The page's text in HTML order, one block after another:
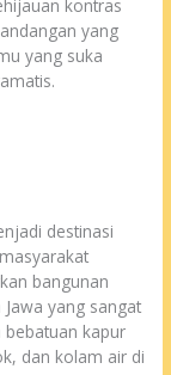
kontras
yang
yang suka
destinasi
bangunan
yang sangat
bebatuan kapur
dan kolam air di